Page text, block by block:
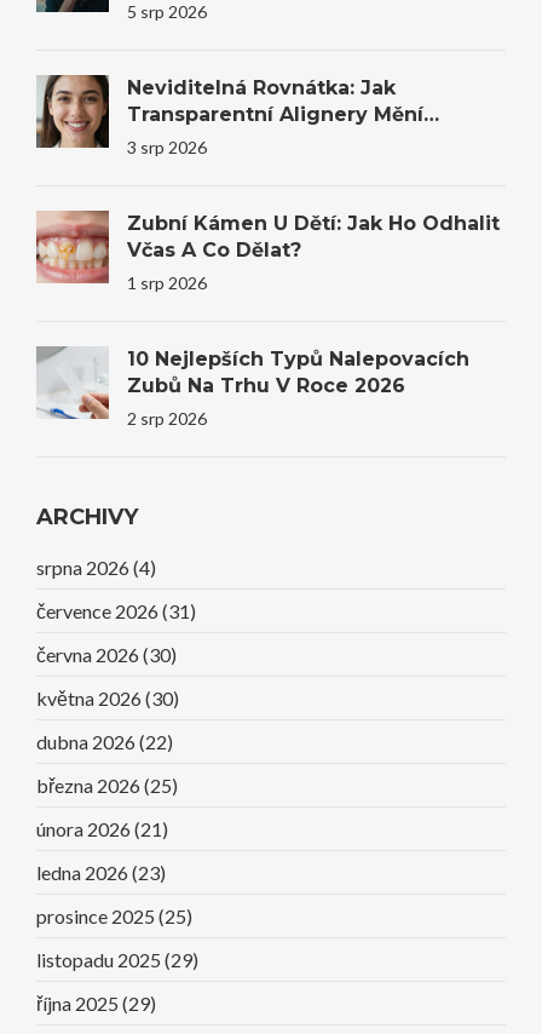
5 srp 2026
Neviditelná Rovnátka: Jak
Transparentní Alignery Mění
Úsměvy I Sebevědomí
3 srp 2026
Zubní Kámen U Dětí: Jak Ho Odhalit
Včas A Co Dělat?
1 srp 2026
10 Nejlepších Typů Nalepovacích
Zubů Na Trhu V Roce 2026
2 srp 2026
ARCHIVY
srpna 2026 (4)
července 2026 (31)
června 2026 (30)
května 2026 (30)
dubna 2026 (22)
března 2026 (25)
února 2026 (21)
ledna 2026 (23)
prosince 2025 (25)
listopadu 2025 (29)
října 2025 (29)